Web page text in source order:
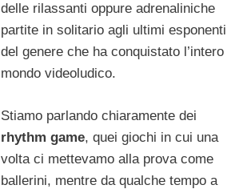
delle rilassanti oppure adrenaliniche
partite in solitario agli ultimi esponenti
del genere che ha conquistato l’intero
mondo videoludico.
Stiamo parlando chiaramente dei
rhythm game, quei giochi in cui una
volta ci mettevamo alla prova come
ballerini, mentre da qualche tempo a